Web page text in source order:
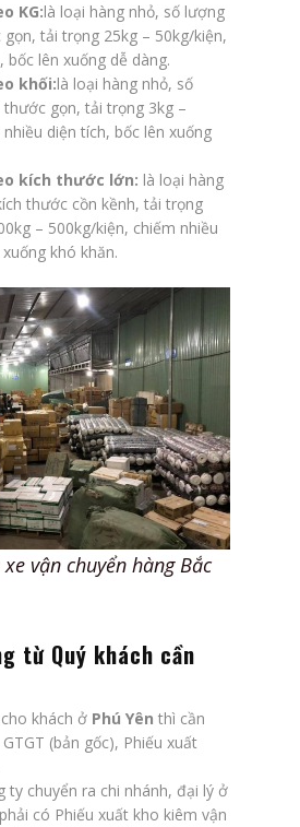
KG:là loại hàng nhỏ, số lượng
tải trọng 25kg – 50kg/kiện,
bốc lên xuống dễ dàng.
khối:là loại hàng nhỏ, số
gọn, tải trọng 3kg –
diện tích, bốc lên xuống
kích thước lớn: là loại hàng
thước cồn kềnh, tải trọng
– 500kg/kiện, chiếm nhiều
khó khăn.
vận chuyển hàng Bắc
từ Quý khách cần
khách ở Phú Yên thì cần
(bản gốc), Phiếu xuất
ty chuyển ra chi nhánh, đại lý ở
có Phiếu xuất kho kiêm vận